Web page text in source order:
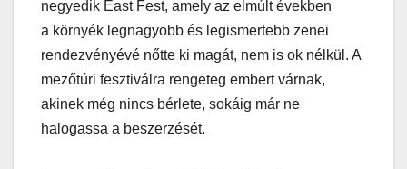
negyedik East Fest, amely az elmúlt években
a környék legnagyobb és legismertebb zenei
rendezvényévé nőtte ki magát, nem is ok nélkül. A
mezőtúri fesztiválra rengeteg embert várnak,
akinek még nincs bérlete, sokáig már ne
halogassa a beszerzését.